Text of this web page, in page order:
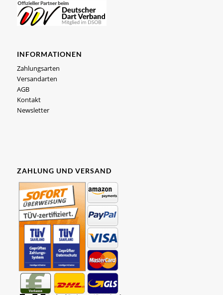
INFORMATIONEN
Zahlungsarten
Versandarten
AGB
Kontakt
Newsletter
ZAHLUNG UND VERSAND